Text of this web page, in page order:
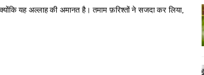
यह अल्लाह की अमानत है। तमाम फ़रिश्तों ने सजदा कर लिया,